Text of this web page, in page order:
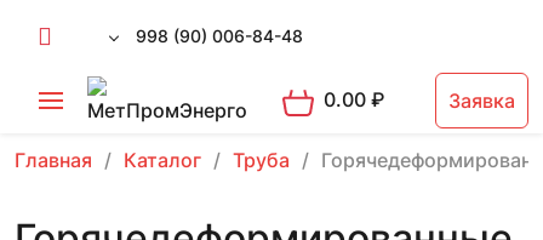
998 (90) 006-84-48
0.00₽ Заявка
Главная Каталог Труба